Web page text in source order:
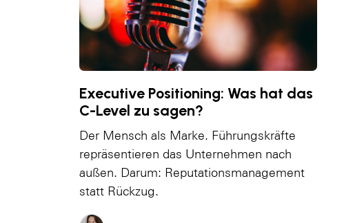
Executive Positioning: Was hat das
C-Level zu sagen?
Der Mensch als Marke. Führungskräfte
repräsentieren das Unternehmen nach
außen. Darum: Reputationsmanagement
statt Rückzug.